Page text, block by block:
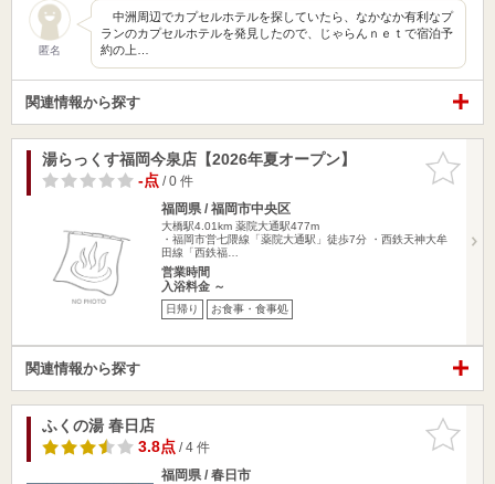
匿名
中洲周辺でカプセルホテルを探していたら、なかなか有利なプ
ランのカプセルホテルを発見したので、じゃらんｎｅｔで宿泊予
約の上…
関連情報から探す
お気に入
りに追加
湯らっくす福岡今泉店【2026年夏オープン】
-点/ 0 件
福岡県 / 福岡市中央区
大橋駅4.01km 薬院大通駅477m
・福岡市営七隈線「薬院大通駅」徒歩7分 ・西鉄天神大牟
田線「西鉄福…
営業時間
入浴料金 ～
日帰り お食事・食事処
関連情報から探す
お気に入
りに追加
ふくの湯 春日店
3.8点/ 4 件
福岡県 / 春日市